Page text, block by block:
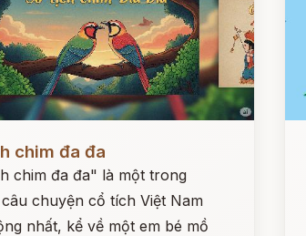
chim đa đa
chim đa đa" là một trong
chuyện cổ tích Việt Nam
nhất, kể về một em bé mồ